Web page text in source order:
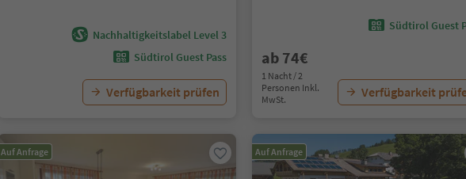
Nachhaltigkeitslabel Level 3
Südtirol Guest Pass
Verfügbarkeit prüfen
Südtirol Guest
ab 74€
1 Nacht / 2
Personen Inkl.
MwSt.
Verfügbarkeit
Auf Anfrage Auf Anfrage